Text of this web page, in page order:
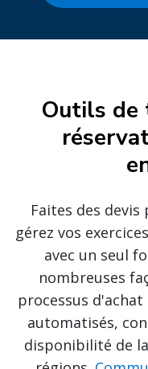
Outils de
Faites des
gérez vos
avec un seul
nombreuses
processus
automatisés,
disponibilité de